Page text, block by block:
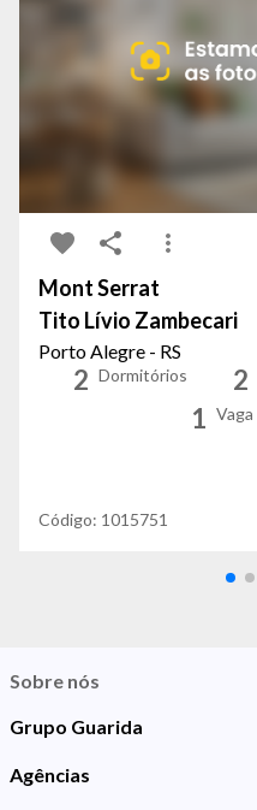
Mont Serrat
Tito Lívio Zambecari
Porto Alegre - RS
2 Dormitórios 2
1 Vaga
Código: 1015751
Sobre nós
Grupo Guarida
Agências